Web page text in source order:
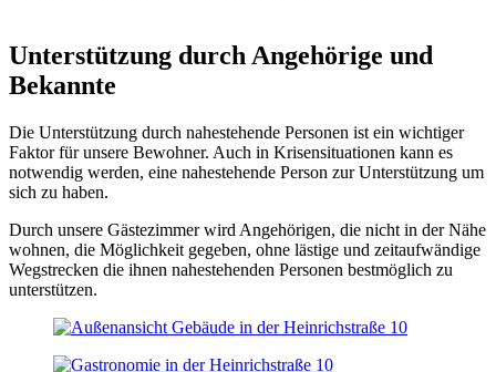
Unterstützung durch Angehörige und
Bekannte
Die Unterstützung durch nahestehende Personen ist ein wichtiger
Faktor für unsere Bewohner. Auch in Krisensituationen kann es
notwendig werden, eine nahestehende Person zur Unterstützung um
sich zu haben.
Durch unsere Gästezimmer wird Angehörigen, die nicht in der Nähe
wohnen, die Möglichkeit gegeben, ohne lästige und zeitaufwändige
Wegstrecken die ihnen nahestehenden Personen bestmöglich zu
unterstützen.